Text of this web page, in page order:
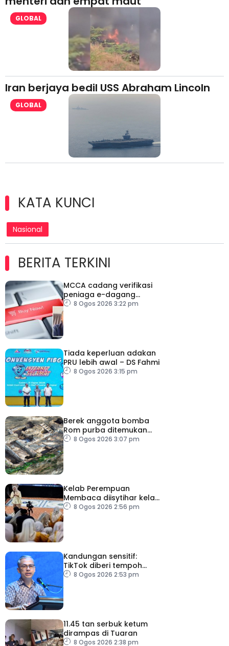
GLOBAL
Iran berjaya bedil USS Abraham Lincoln
GLOBAL
KATA KUNCI
Nasional
BERITA TERKINI
MCCA cadang verifikasi
peniaga e-dagang
tangani lambakan
8 Ogos 2026 3:22 pm
Tiada keperluan adakan
PRU lebih awal – DS Fahmi
8 Ogos 2026 3:15 pm
Berek anggota bomba
Rom purba ditemukan
berhampiran Colosseum
8 Ogos 2026 3:07 pm
Kelab Perempuan
Membaca diisytihar kelab
membaca terbesar di
8 Ogos 2026 2:56 pm
Kandungan sensitif:
TikTok diberi tempoh
perkukuh sistem
8 Ogos 2026 2:53 pm
11.45 tan serbuk ketum
dirampas di Tuaran
8 Ogos 2026 2:38 pm